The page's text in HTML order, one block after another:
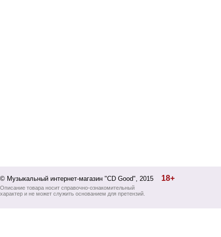
© Музыкальный интернет-магазин "CD Good", 2015 18+
Описание товара носит справочно-ознакомительный
характер и не может служить основанием для претензий.